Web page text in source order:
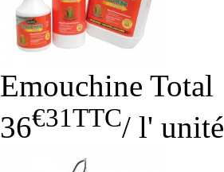
Emouchine Total
36€31TTC/ l' unité